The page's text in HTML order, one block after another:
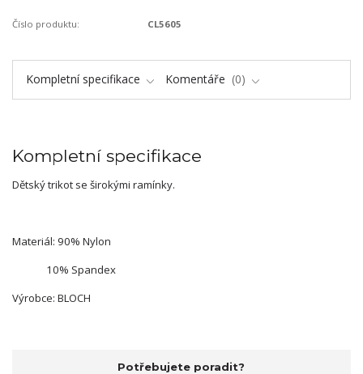
Číslo produktu: CL5605
Kompletní specifikace Komentáře 0
Kompletní specifikace
Dětský trikot se širokými ramínky.
Materiál: 90% Nylon
10% Spandex
Výrobce: BLOCH
Potřebujete poradit?